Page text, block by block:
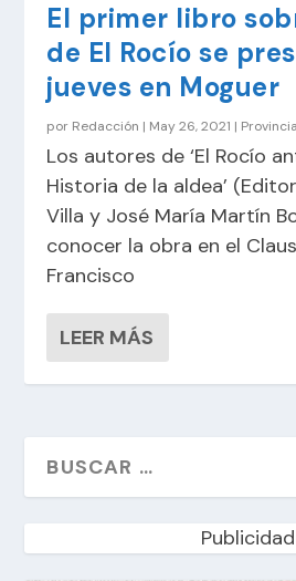
El primer libro
de El Rocío se
jueves en Moguer
por Redacción | May 26, 2021 | Provincia
Los autores de ‘El Rocío
Historia de la aldea’
Villa y José María Martín
conocer la obra en el
Francisco
LEER MÁS
Publicidad